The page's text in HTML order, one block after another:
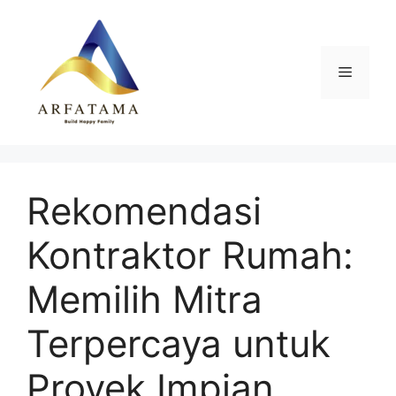
Menu
Rekomendasi
Kontraktor Rumah:
Memilih Mitra
Terpercaya untuk